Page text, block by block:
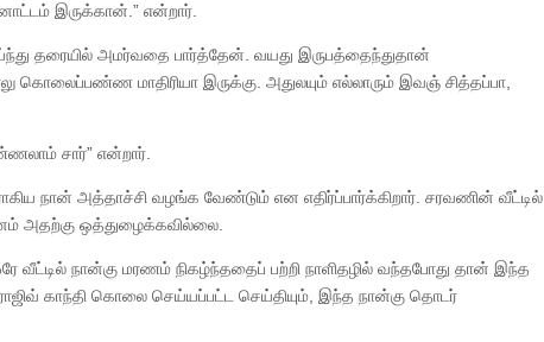
இருக்கான்.” என்றார்.
தரையில் அமர்வதை பார்த்தேன். வயது இருபத்தைந்துதான்
கொலைப்பண்ண மாதிரியா இருக்கு. அதுலயும் எல்லாரும் இவஞ் சித்தப்பா,
சார்” என்றார்.
நான் அத்தாச்சி வழங்க வேண்டும் என எதிர்ப்பார்க்கிறார். சரவணின் வீட்டில்
அதற்கு ஒத்துழைக்கவில்லை.
நான்கு மரணம் நிகழ்ந்ததைப் பற்றி நாளிதழில் வந்தபோது தான் இந்த
காந்தி கொலை செய்யப்பட்ட செய்தியும், இந்த நான்கு தொடர்